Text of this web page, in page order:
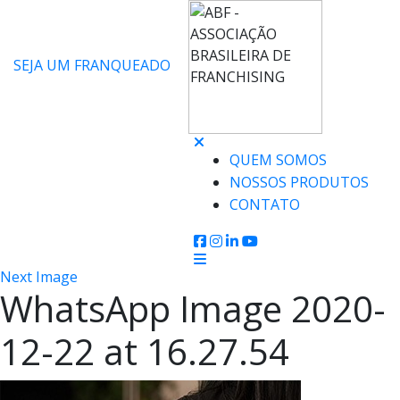
SEJA UM FRANQUEADO
QUEM SOMOS
NOSSOS PRODUTOS
CONTATO
Next Image
WhatsApp Image 2020-
12-22 at 16.27.54